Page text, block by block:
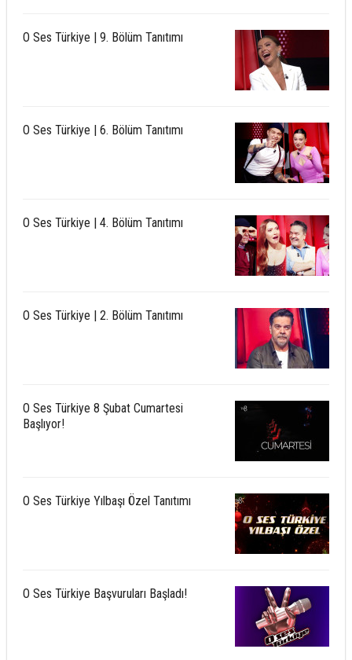
O Ses Türkiye | 9. Bölüm Tanıtımı
O Ses Türkiye | 6. Bölüm Tanıtımı
O Ses Türkiye | 4. Bölüm Tanıtımı
O Ses Türkiye | 2. Bölüm Tanıtımı
O Ses Türkiye 8 Şubat Cumartesi
Başlıyor!
O Ses Türkiye Yılbaşı Özel Tanıtımı
O Ses Türkiye Başvuruları Başladı!